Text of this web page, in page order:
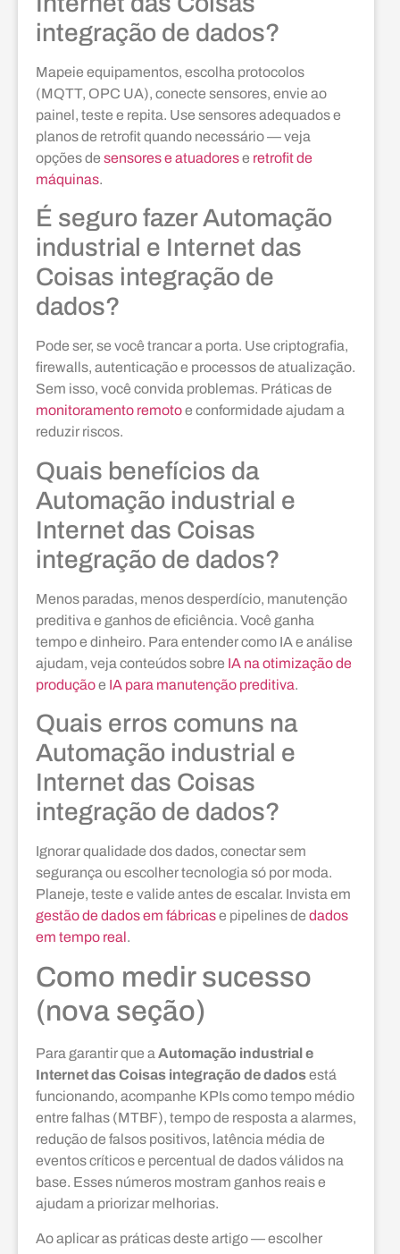
integração de dados?
Mapeie equipamentos, escolha protocolos
(MQTT, OPC UA), conecte sensores, envie ao
painel, teste e repita. Use sensores adequados e
planos de retrofit quando necessário — veja
opções de sensores e atuadorese retrofit de
máquinas.
É seguro fazer Automação
industrial e Internet das
Coisas integração de
dados?
Pode ser, se você trancar a porta. Use criptografia,
firewalls, autenticação e processos de atualização.
Sem isso, você convida problemas. Práticas de
monitoramento remotoe conformidade ajudam a
reduzir riscos.
Quais benefícios da
Automação industrial e
Internet das Coisas
integração de dados?
Menos paradas, menos desperdício, manutenção
preditiva e ganhos de eficiência. Você ganha
tempo e dinheiro. Para entender como IA e análise
ajudam, veja conteúdos sobre IA na otimização de
produçãoe IA para manutenção preditiva.
Quais erros comuns na
Automação industrial e
Internet das Coisas
integração de dados?
Ignorar qualidade dos dados, conectar sem
segurança ou escolher tecnologia só por moda.
Planeje, teste e valide antes de escalar. Invista em
gestão de dados em fábricase pipelines de dados
em tempo real.
Como medir sucesso
(nova seção)
Para garantir que aAutomação industrial e
Internet das Coisas integração de dadosestá
funcionando, acompanhe KPIs como tempo médio
entre falhas (MTBF), tempo de resposta a alarmes,
redução de falsos positivos, latência média de
eventos críticos e percentual de dados válidos na
base. Esses números mostram ganhos reais e
ajudam a priorizar melhorias.
Ao aplicar as práticas deste artigo — escolher